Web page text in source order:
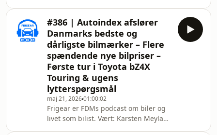
- Vil du være medlem af FDM, så kan
du finde vores aktuelle tilbud her:
https://fdm.dk/bliv-medlem --- 00:35
Nyhed: Fusk med online vignetter til
Østrig. 03:30 Nyhed: Sådan sparer du
1.000 kr. på elbilsferien sydpå! 10:15
Nyhed: Korte
#386 | Autoindex afslører
Danmarks bedste og
dårligste bilmærker – Flere
spændende nye bilpriser –
Første tur i Toyota bZ4X
Touring & ugens
lytterspørgsmål
maj 21, 202601:00:02
Frigear er FDMs podcast om biler og
livet som bilist. Vært: Karsten Meyland